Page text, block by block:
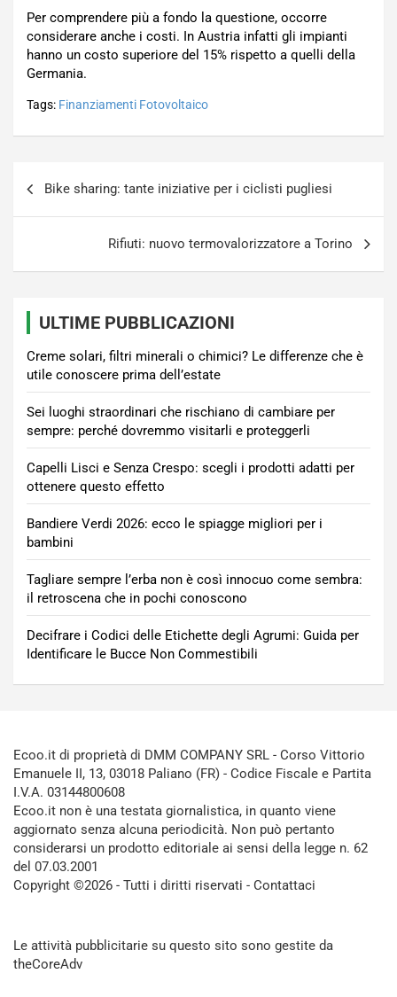
Per comprendere più a fondo la questione, occorre
considerare anche i costi. In Austria infatti gli impianti
hanno un costo superiore del 15% rispetto a quelli della
Germania.
Tags: Finanziamenti Fotovoltaico
Bike sharing: tante iniziative per i ciclisti pugliesi
Rifiuti: nuovo termovalorizzatore a Torino
ULTIME PUBBLICAZIONI
Creme solari, filtri minerali o chimici? Le differenze che è
utile conoscere prima dell’estate
Sei luoghi straordinari che rischiano di cambiare per
sempre: perché dovremmo visitarli e proteggerli
Capelli Lisci e Senza Crespo: scegli i prodotti adatti per
ottenere questo effetto
Bandiere Verdi 2026: ecco le spiagge migliori per i
bambini
Tagliare sempre l’erba non è così innocuo come sembra:
il retroscena che in pochi conoscono
Decifrare i Codici delle Etichette degli Agrumi: Guida per
Identificare le Bucce Non Commestibili
Ecoo.it di proprietà di DMM COMPANY SRL - Corso Vittorio
Emanuele II, 13, 03018 Paliano (FR) - Codice Fiscale e Partita
I.V.A. 03144800608
Ecoo.it non è una testata giornalistica, in quanto viene
aggiornato senza alcuna periodicità. Non può pertanto
considerarsi un prodotto editoriale ai sensi della legge n. 62
del 07.03.2001
Copyright ©2026 - Tutti i diritti riservati - Contattaci
Le attività pubblicitarie su questo sito sono gestite da
theCoreAdv